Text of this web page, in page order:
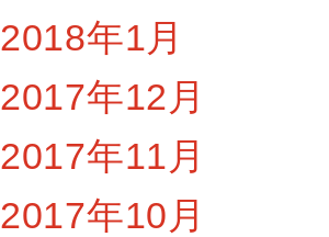
2018年1月
2017年12月
2017年11月
2017年10月